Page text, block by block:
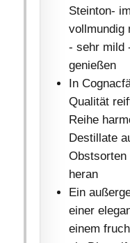
Steinton-
vollmundig
- sehr mild
genießen
In
Qualität
Reihe
Destillate
Obstsorten
heran
Ein
einer
einem